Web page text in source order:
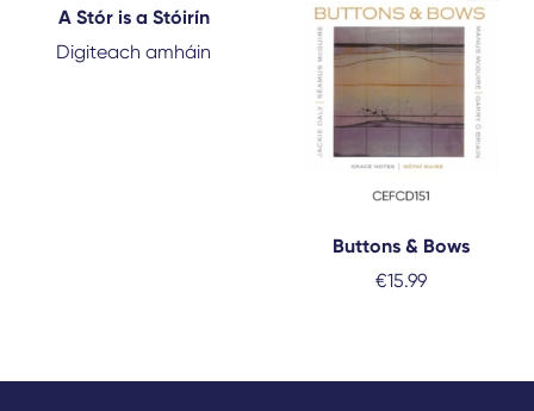
A Stór is a Stóirín
Digiteach amháin
Buttons & Bows
€15.99